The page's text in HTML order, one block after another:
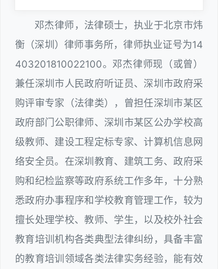
邓杰律师，法律硕士，执业于北京市炜
衡（深圳）律师事务所，律师执业证号为14
403201810022100。邓杰律师现（或曾）
兼任深圳市人民政府听证员、深圳市政府采
购评审专家（法律类），曾担任深圳市某区
政府部门公职律师、深圳市某区公办学校高
级教师、建设工程定标专家、计算机信息网
络安全员。在深圳教育、建筑工务、政府采
购和纪检监察等政府系统工作多年，十分熟
悉政府办事程序和学校教育管理工作，较为
擅长处理学校、教师、学生，以及校外社会
教育培训机构各类典型法律纠纷，具备丰富
的教育培训领域各类法律实务经验，能有效